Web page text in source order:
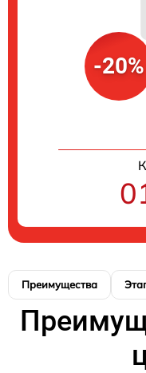
-20%
Преимущества